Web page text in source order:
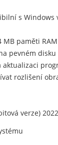
s
MB paměti
pevném disku
aktualizaci
rozlišení
verze)